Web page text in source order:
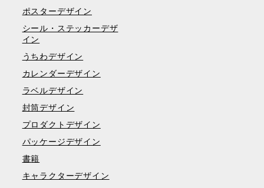
ポスターデザイン
シール・ステッカーデザ
イン
うちわデザイン
カレンダーデザイン
ラベルデザイン
封筒デザイン
プロダクトデザイン
パッケージデザイン
書籍
キャラクターデザイン